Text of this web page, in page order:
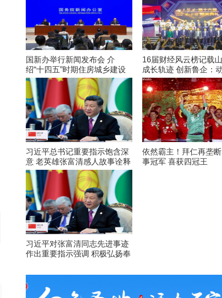
国新办举行新闻发布会 介
绍“十四五”时期住房城乡建设
高质量发展成就
16届财经风云榜记载
成长轨迹 创新鲁企：
在路上
习近平总书记重要指示饱含深
意 老英雄张富清感人故事诠释
初心
依然霸主！拜仁再垄
事冠军 喜获四冠王
习近平对张富清同志先进事迹
作出重要指示强调 积极弘扬奉
时代的强大力量